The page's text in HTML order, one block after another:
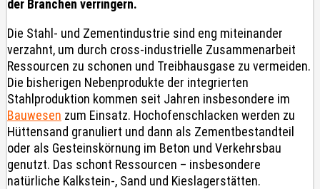
der Branchen verringern.
Die Stahl- und Zementindustrie sind eng miteinander
verzahnt, um durch cross-industrielle Zusammenarbeit
Ressourcen zu schonen und Treibhausgase zu vermeiden.
Die bisherigen Nebenprodukte der integrierten
Stahlproduktion kommen seit Jahren insbesondere im
Bauwesen zum Einsatz. Hochofenschlacken werden zu
Hüttensand granuliert und dann als Zementbestandteil
oder als Gesteinskörnung im Beton und Verkehrsbau
genutzt. Das schont Ressourcen – insbesondere
natürliche Kalkstein-, Sand und Kieslagerstätten.